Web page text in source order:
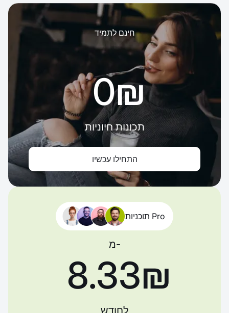
חינם לתמיד
‏0 ‏₪
תכונות חיוניות
התחילו עכשיו
תוכניות Pro
מ-
‏8.33 ‏₪